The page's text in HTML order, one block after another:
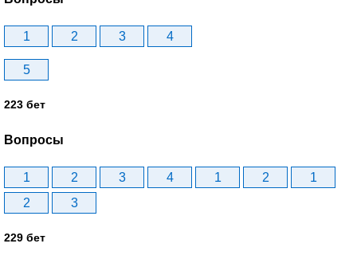
1 2 3 4
5
223 бет
Вопросы
1 2 3 4 1 2
1
2
3
229 бет